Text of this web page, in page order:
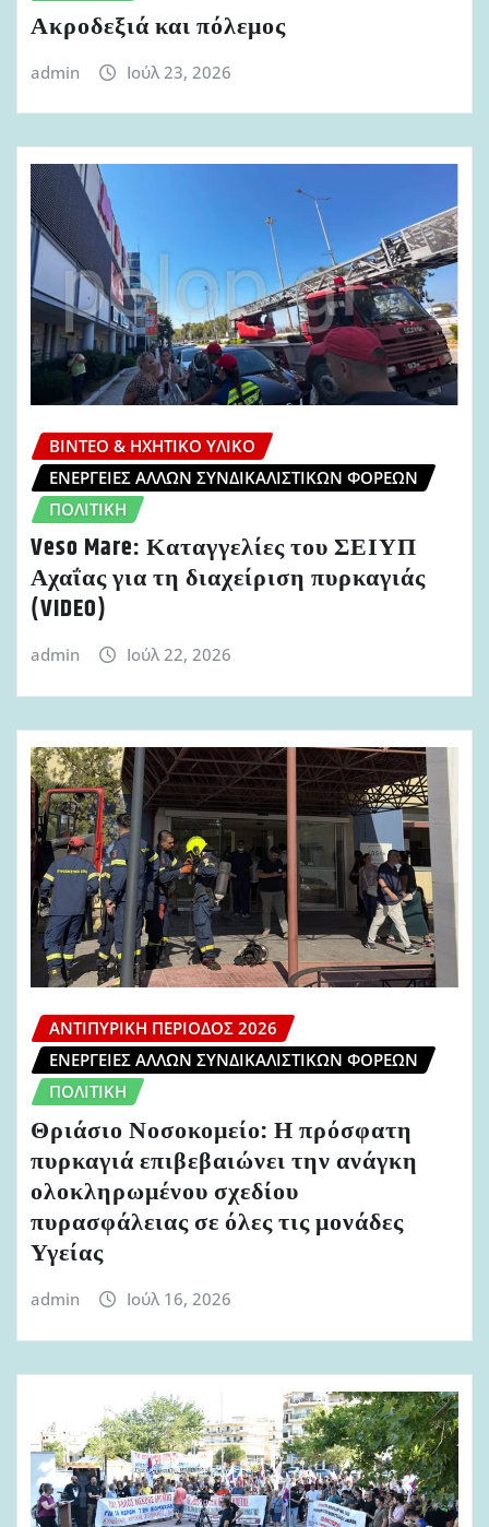
Ακροδεξιά και πόλεμος
admin Ιούλ 23, 2026
ΒΊΝΤΕΟ & ΗΧΗΤΙΚΌ ΥΛΙΚΌ
ΕΝΈΡΓΕΙΕΣ ΆΛΛΩΝ ΣΥΝΔΙΚΑΛΙΣΤΙΚΏΝ ΦΟΡΈΩΝ
ΠΟΛΙΤΙΚΉ
Veso Mare: Καταγγελίες του ΣΕΙΥΠ
Αχαΐας για τη διαχείριση πυρκαγιάς
(VIDEO)
admin Ιούλ 22, 2026
ΑΝΤΙΠΥΡΙΚΉ ΠΕΡΊΟΔΟΣ 2026
ΕΝΈΡΓΕΙΕΣ ΆΛΛΩΝ ΣΥΝΔΙΚΑΛΙΣΤΙΚΏΝ ΦΟΡΈΩΝ
ΠΟΛΙΤΙΚΉ
Θριάσιο Νοσοκομείο: Η πρόσφατη
πυρκαγιά επιβεβαιώνει την ανάγκη
ολοκληρωμένου σχεδίου
πυρασφάλειας σε όλες τις μονάδες
Υγείας
admin Ιούλ 16, 2026